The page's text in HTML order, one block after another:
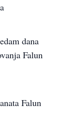
dana
Falun
Falun